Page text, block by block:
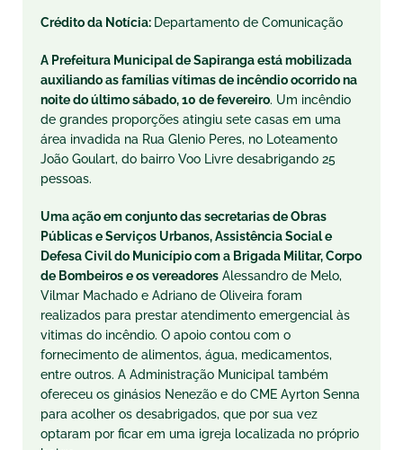
Crédito da Notícia: Departamento de Comunicação
A Prefeitura Municipal de Sapiranga está mobilizada
auxiliando as famílias vítimas de incêndio ocorrido na
noite do último sábado, 10 de fevereiro. Um incêndio
de grandes proporções atingiu sete casas em uma
área invadida na Rua Glenio Peres, no Loteamento
João Goulart, do bairro Voo Livre desabrigando 25
pessoas.
Uma ação em conjunto das secretarias de Obras
Públicas e Serviços Urbanos, Assistência Social e
Defesa Civil do Município com a Brigada Militar, Corpo
de Bombeiros e os vereadores Alessandro de Melo,
Vilmar Machado e Adriano de Oliveira foram
realizados para prestar atendimento emergencial às
vitimas do incêndio. O apoio contou com o
fornecimento de alimentos, água, medicamentos,
entre outros. A Administração Municipal também
ofereceu os ginásios Nenezão e do CME Ayrton Senna
para acolher os desabrigados, que por sua vez
optaram por ficar em uma igreja localizada no próprio